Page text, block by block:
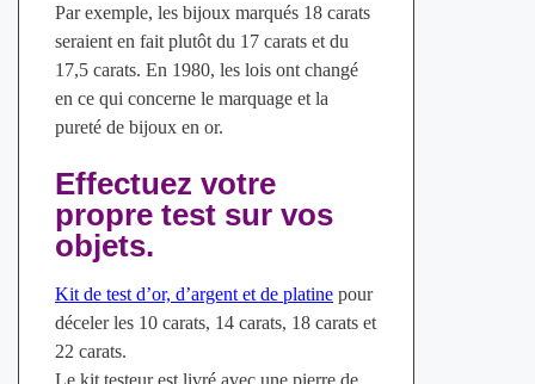
Par exemple, les bijoux marqués 18 carats
seraient en fait plutôt du 17 carats et du
17,5 carats. En 1980, les lois ont changé
en ce qui concerne le marquage et la
pureté de bijoux en or.
Effectuez votre
propre test sur vos
objets.
Kit de test d’or, d’argent et de platinepour
déceler les 10 carats, 14 carats, 18 carats et
22 carats.
Le kit testeur est livré avec une pierre de